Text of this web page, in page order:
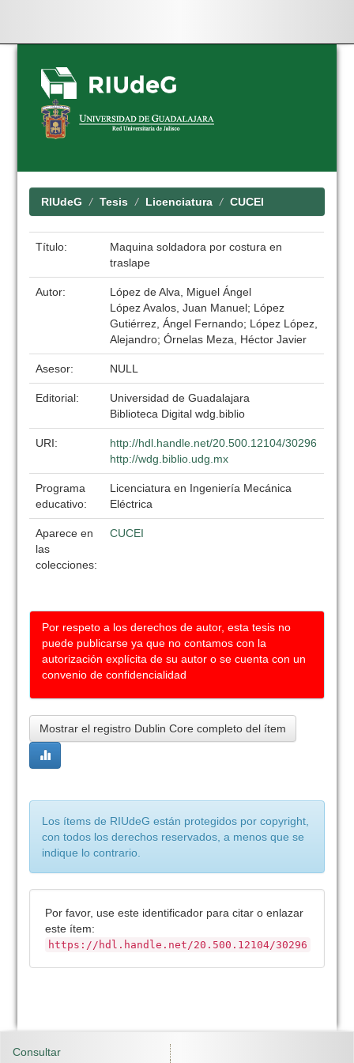
Skip
navigation
RIUdeG Tesis Licenciatura CUCEI
Título:
Maquina soldadora por costura en
traslape
Autor:
López de Alva, Miguel Ángel
López Avalos, Juan Manuel; López
Gutiérrez, Ángel Fernando; López López,
Alejandro; Órnelas Meza, Héctor Javier
Asesor: NULL
Editorial:
Universidad de Guadalajara
Biblioteca Digital wdg.biblio
URI:
http://hdl.handle.net/20.500.12104/30296
http://wdg.biblio.udg.mx
Programa
educativo:
Licenciatura en Ingeniería Mecánica
Eléctrica
Aparece en
las
colecciones:
CUCEI
Por respeto a los derechos de autor, esta tesis no
puede publicarse ya que no contamos con la
autorización explícita de su autor o se cuenta con un
convenio de confidencialidad
Mostrar el registro Dublin Core completo del ítem
Los ítems de RIUdeG están protegidos por copyright,
con todos los derechos reservados, a menos que se
indique lo contrario.
Por favor, use este identificador para citar o enlazar
este ítem:
https://hdl.handle.net/20.500.12104/30296
Consultar